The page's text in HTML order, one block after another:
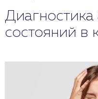
Диагностика
состояний в